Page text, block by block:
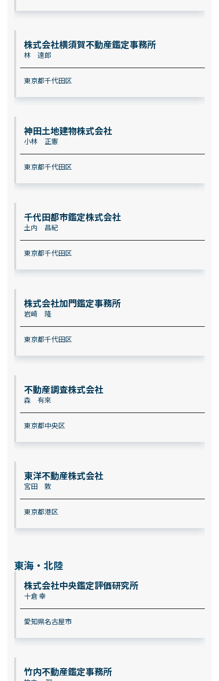
株式会社横須賀不動産鑑定事務所
林 達郎
東京都千代田区
神田土地建物株式会社
小林 正憲
東京都千代田区
千代田都市鑑定株式会社
土内 昌紀
東京都千代田区
株式会社加門鑑定事務所
岩崎 隆
東京都千代田区
不動産調査株式会社
森 有來
東京都中央区
東洋不動産株式会社
宮田 敦
東京都港区
東海・北陸
株式会社中央鑑定評価研究所
十倉 幸
愛知県名古屋市
竹内不動産鑑定事務所